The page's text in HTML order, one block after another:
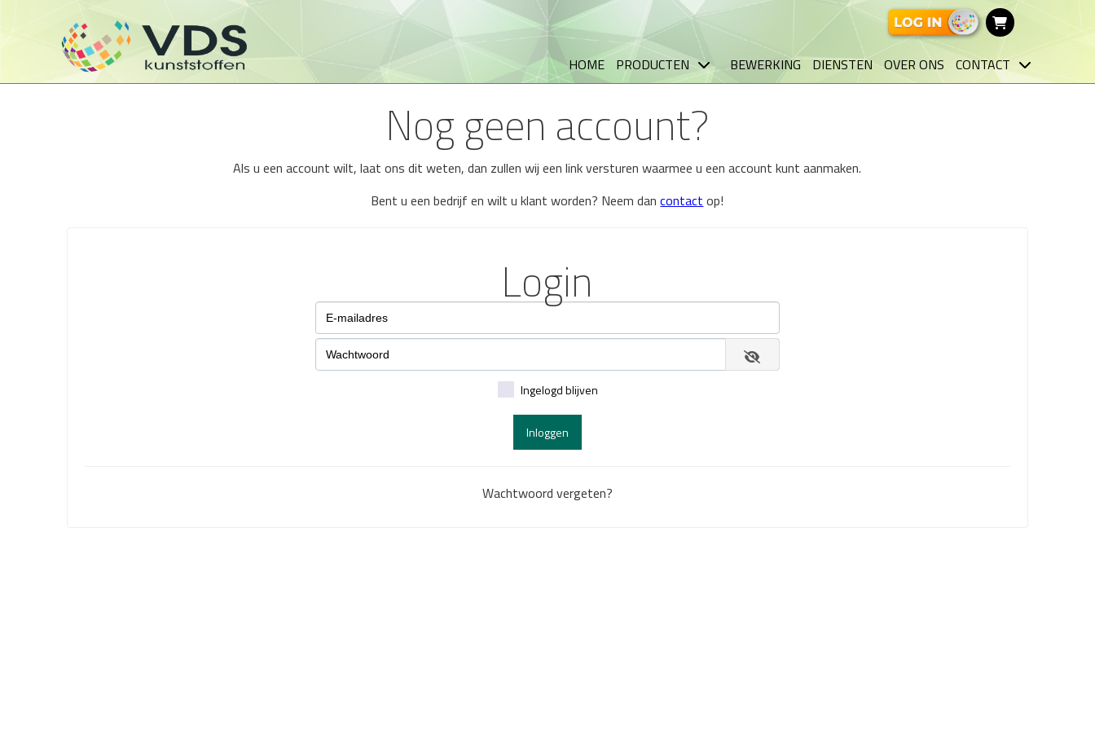
HOME PRODUCTEN BEWERKING DIENSTEN OVER ONS CONTACT
Nog geen account?
Als u een account wilt, laat ons dit weten, dan zullen wij een link versturen waarmee u een account kunt aanmaken.
Bent u een bedrijf en wilt u klant worden? Neem dancontact op!
Login
Ingelogd blijven
Inloggen
Wachtwoord vergeten?